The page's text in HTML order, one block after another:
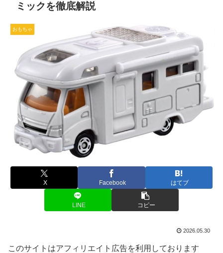
ミックを徹底解説
おもちゃ
X Facebook はてブ
LINE コピー
2026.05.30
このサイトはアフィリエイト広告を利用しております